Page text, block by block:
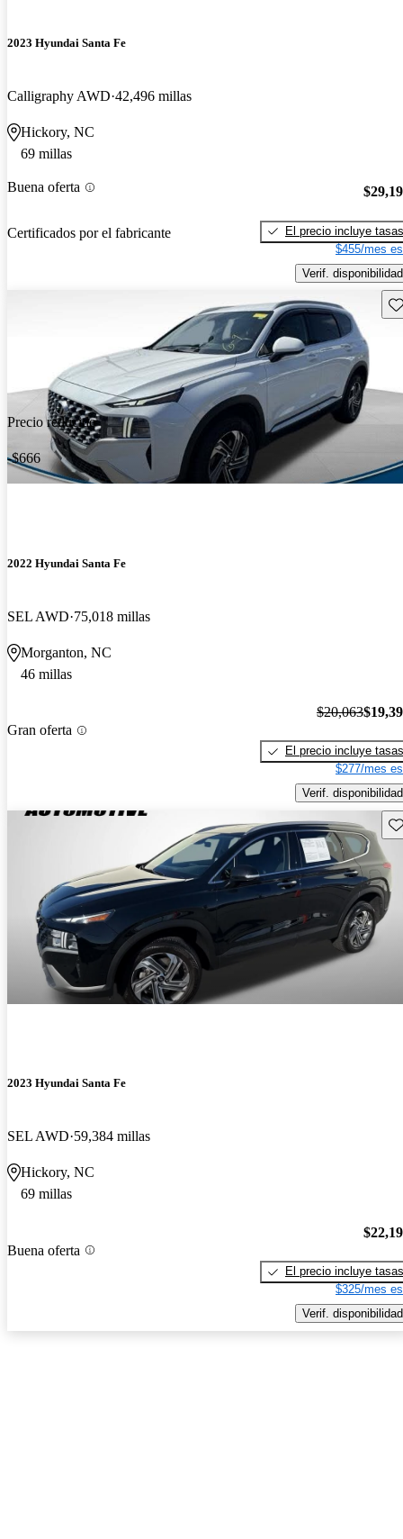
2023 Hyundai Santa Fe
Calligraphy AWD 42,496 millas
Hickory, NC
69 millas
Buena oferta
Certificados por el fabricante
El precio incluye tasas
$455/mes
Verif. disponibilidad
Precio reducido
-$666
2022 Hyundai Santa Fe
SEL AWD 75,018 millas
Morganton, NC
46 millas
Gran oferta
$20,063
El precio incluye tasas
$277/mes
Verif. disponibilidad
2023 Hyundai Santa Fe
SEL AWD 59,384 millas
Hickory, NC
69 millas
Buena oferta
El precio incluye tasas
$325/mes
Verif. disponibilidad